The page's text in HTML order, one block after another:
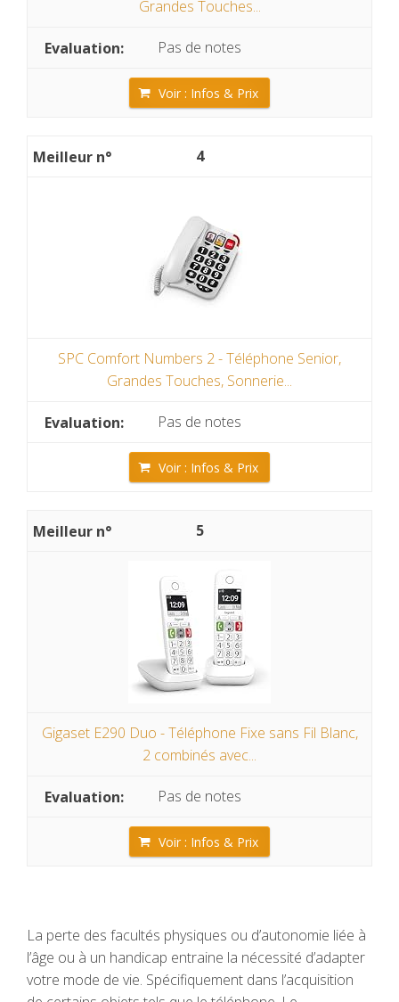
Grandes Touches...
Pas de notes
Voir : Infos & Prix
4
SPC Comfort Numbers 2 - Téléphone Senior,
Grandes Touches, Sonnerie...
Pas de notes
Voir : Infos & Prix
5
Gigaset E290 Duo - Téléphone Fixe sans Fil Blanc,
2 combinés avec...
Pas de notes
Voir : Infos & Prix
La perte des facultés physiques ou d’autonomie liée à
l’âge ou à un handicap entraine la nécessité d’adapter
votre mode de vie. Spécifiquement dans l’acquisition